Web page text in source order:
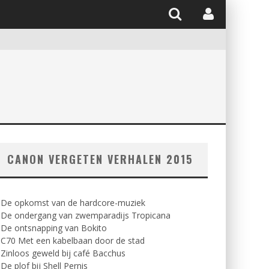
CANON VERGETEN VERHALEN 2015
De opkomst van de hardcore-muziek
ondergang van zwemparadijs Tropicana
ontsnapping van Bokito
Met een kabelbaan door de stad
geweld bij café Bacchus
plof bij Shell Pernis